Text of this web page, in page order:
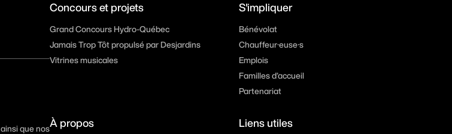
ainsi que nos
Concours et projets
Grand Concours Hydro-Québec
Jamais Trop Tôt propulsé par Desjardins
Vitrines musicales
S'impliquer
Bénévolat
Chauffeur·euse·s
Emplois
Familles d’accueil
Partenariat
À propos Liens utiles